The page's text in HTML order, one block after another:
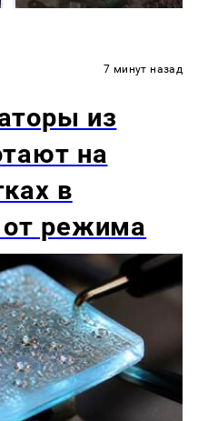
7 минут назад
из
на
в
от режима